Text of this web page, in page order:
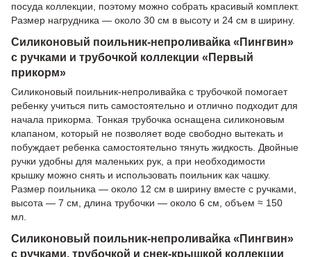
посуда коллекции, поэтому можно собрать красивый комплект.
Размер нагрудника — около 30 см в высоту и 24 см в ширину.
Силиконовый поильник-непроливайка «Пингвин»
с ручками и трубочкой коллекции «Первый
прикорм»
Силиконовый поильник-непроливайка с трубочкой помогает
ребенку учиться пить самостоятельно и отлично подходит для
начала прикорма. Тонкая трубочка оснащена силиконовым
клапаном, который не позволяет воде свободно вытекать и
побуждает ребенка самостоятельно тянуть жидкость. Двойные
ручки удобны для маленьких рук, а при необходимости
крышку можно снять и использовать поильник как чашку.
Размер поильника — около 12 см в ширину вместе с ручками,
высота — 7 см, длина трубочки — около 6 см, объем ≈ 150
мл.
Силиконовый поильник-непроливайка «Пингвин»
с ручками, трубочкой и снек-крышкой коллекции